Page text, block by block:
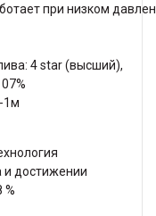
при низком
4 star (высший),
1м
и достижении
%